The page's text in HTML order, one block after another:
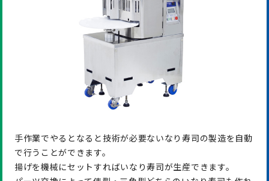
手作業でやるとなると技術が必要ないなり寿司の製造を自動
で行うことができます。
揚げを機械にセットすればいなり寿司が生産できます。